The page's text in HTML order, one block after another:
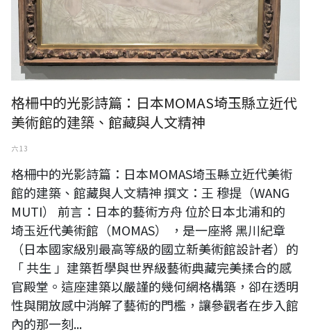
格柵中的光影詩篇：日本MOMAS埼玉縣立近代
美術館的建築、館藏與人文精神
六 13
格柵中的光影詩篇：日本MOMAS埼玉縣立近代美術
館的建築、館藏與人文精神 撰文：王 穆提（WANG
MUTI） 前言：日本的藝術方舟 位於日本北浦和的
埼玉近代美術館（MOMAS） ，是一座將 黑川紀章
（日本國家級別最高等級的國立新美術館設計者）的
「 共生 」建築哲學與世界級藝術典藏完美揉合的感
官殿堂。這座建築以嚴謹的幾何網格構築，卻在透明
性與開放感中消解了藝術的門檻，讓參觀者在步入館
內的那一刻...